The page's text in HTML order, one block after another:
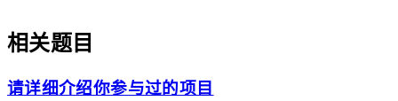
相关题目
请详细介绍你参与过的项目